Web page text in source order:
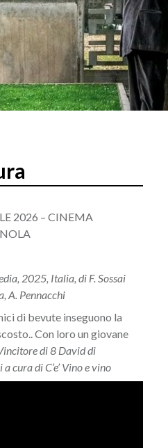
2026 – CINEMA
2025, Italia, di F. Sossai
A. Pennacchi
di bevute inseguono la
Con loro un giovane
di 8 David di
cura di C’e’ Vino e vino